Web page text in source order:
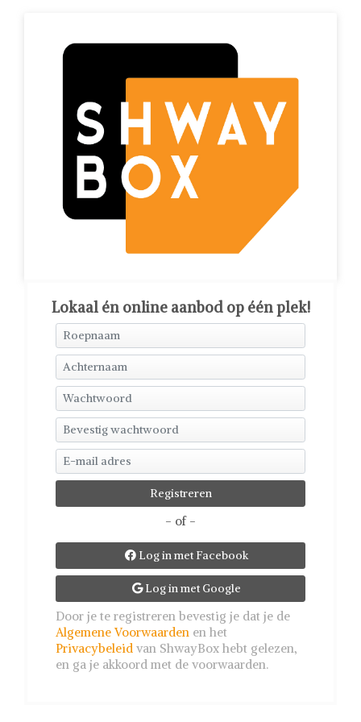
Lokaal én online aanbod op één plek!
- of -
Log in met Facebook
Log in met Google
Door je te registreren bevestig je dat je de
Algemene Voorwaarden en het
Privacybeleid van ShwayBox hebt gelezen,
en ga je akkoord met de voorwaarden.